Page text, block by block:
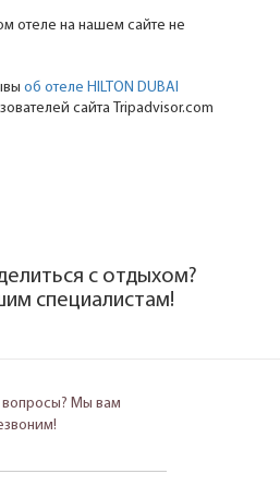
отеле на нашем сайте не
об отеле HILTON DUBAI
сайта Tripadvisor.com
с отдыхом?
специалистам!
вопросы? Мы вам